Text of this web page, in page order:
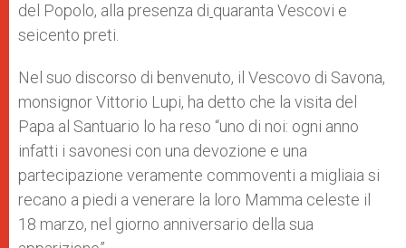
del Popolo, alla presenza di quaranta Vescovi e
seicento preti.
Nel suo discorso di benvenuto, il Vescovo di Savona,
monsignor Vittorio Lupi, ha detto che la visita del
Papa al Santuario lo ha reso “uno di noi: ogni anno
infatti i savonesi con una devozione e una
partecipazione veramente commoventi a migliaia si
recano a piedi a venerare la loro Mamma celeste il
18 marzo, nel giorno anniversario della sua